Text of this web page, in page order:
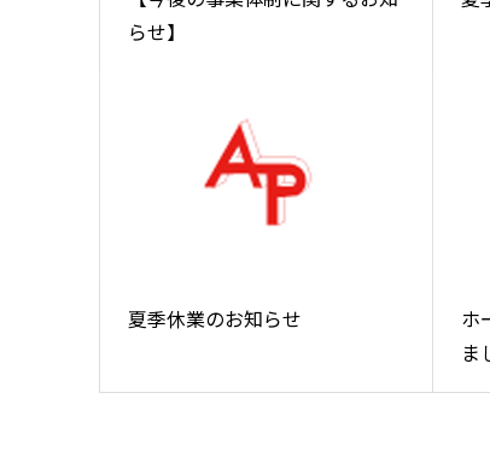
らせ】
夏季休業のお知らせ
ホ
ま